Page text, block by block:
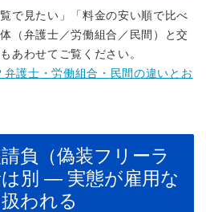
で見たい」「料金の安い順で比べ
（弁護士／労働組合／民間）と交
あわせてご覧ください。
護士・労働組合・民間の違いとお
負（偽装フリーラ
別 — 実態が雇用な
われる